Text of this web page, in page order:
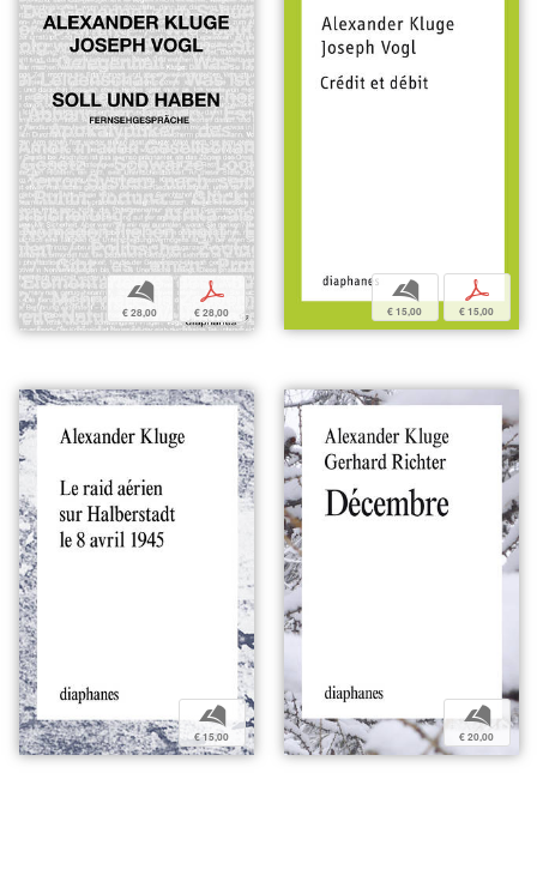
b
€ 28,00
p
€ 28,00
b
€ 15,00
p
€ 15,00
b
€ 15,00
b
€ 20,00